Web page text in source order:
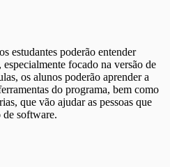
os estudantes poderão entender
focado na versão de
os alunos poderão aprender a
do programa, bem como
que vão ajudar as pessoas que
de software.